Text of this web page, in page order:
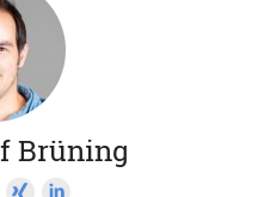
Brüning